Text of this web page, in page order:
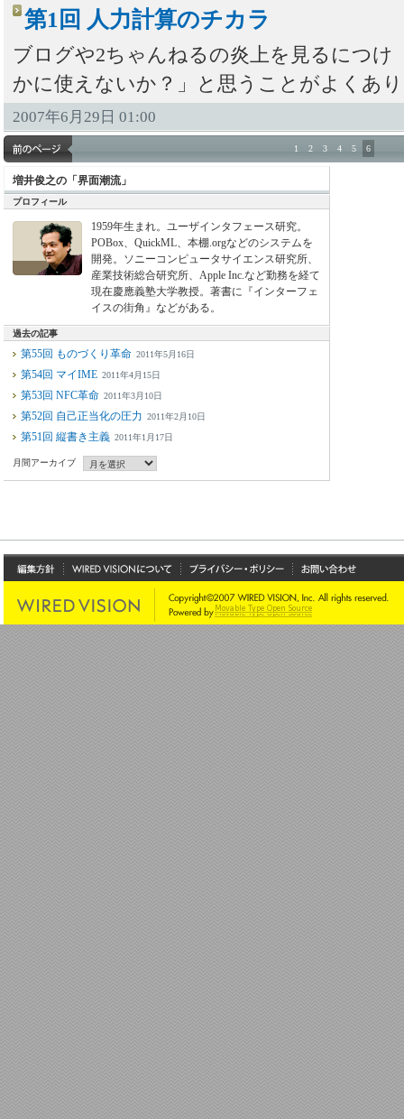
第1回 人力計算のチカラ
ブログや2ちゃんねるの炎上を見るにつけ
かに使えないか？」と思うことがよくあ
2007年6月29日 01:00
1 2 3 4 5 6
増井俊之の「界面潮流」
プロフィール
1959年生まれ。ユーザインタフェース研究。
POBox、QuickML、本棚.orgなどのシステムを
開発。ソニーコンピュータサイエンス研究所、
産業技術総合研究所、Apple Inc.など勤務を経て
現在慶應義塾大学教授。著書に『インターフェ
イスの街角』などがある。
過去の記事
第55回 ものづくり革命 2011年5月16日
第54回 マイIME 2011年4月15日
第53回 NFC革命 2011年3月10日
第52回 自己正当化の圧力 2011年2月10日
第51回 縦書き主義 2011年1月17日
月間アーカイブ